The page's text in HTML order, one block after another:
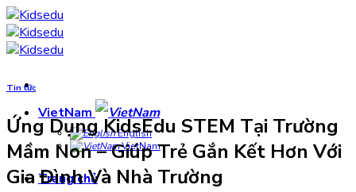
Skip
to
content
VietNam
English
VietNam
Trang chủ
Tin tức
Ứng Dụng KidsEdu STEM Tại Trường
Mầm Non – Giúp Trẻ Gắn Kết Hơn Với
Gia Đình Và Nhà Trường